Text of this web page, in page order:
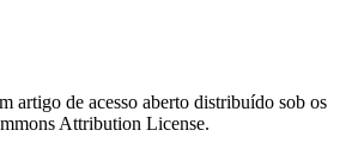
artigo de acesso aberto distribuído sob os
Attribution License.